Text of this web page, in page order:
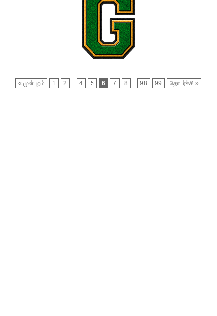
« முன்புறம் 1 2 ... 4 5 6 7 8 ... 98 99 தொடர்ச்சி »